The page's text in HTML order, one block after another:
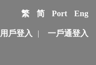
繁 简 Port Eng
用戶登入 | 一戶通登入